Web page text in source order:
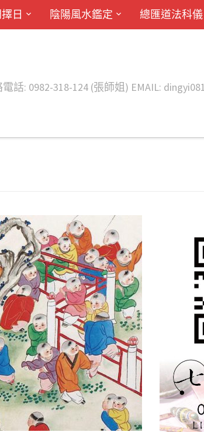
日 陰陽風水鑑定 總匯道法科儀
: 0982-318-124 (張師姐) EMAIL: